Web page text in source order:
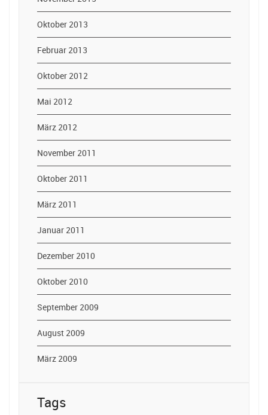
Oktober 2013
Februar 2013
Oktober 2012
Mai 2012
März 2012
November 2011
Oktober 2011
März 2011
Januar 2011
Dezember 2010
Oktober 2010
September 2009
August 2009
März 2009
Tags